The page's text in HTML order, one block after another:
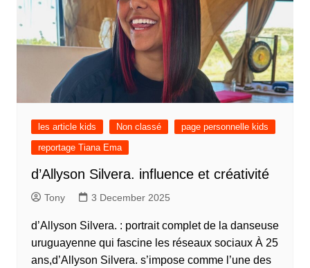
les article kids Non classé
page personnelle kids
reportage Tiana Ema
d’Allyson Silvera. influence et créativité
Tony 3 December 2025
d’Allyson Silvera. : portrait complet de la danseuse
uruguayenne qui fascine les réseaux sociaux À 25
ans,d’Allyson Silvera. s’impose comme l’une des